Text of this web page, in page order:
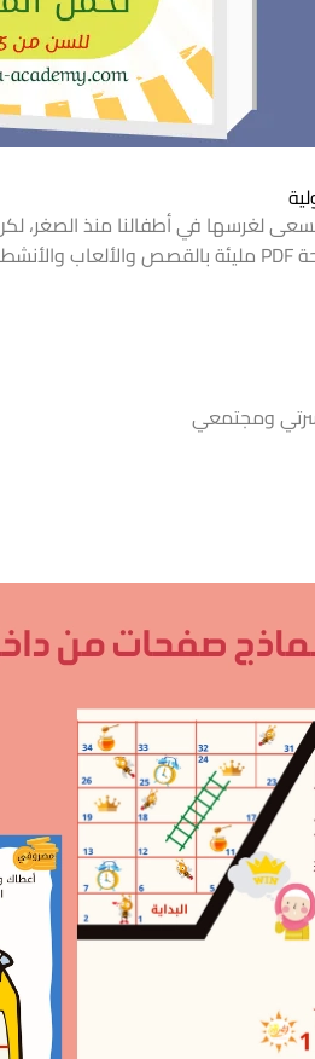
لغرسها في أطفالنا منذ
ومجتمعي